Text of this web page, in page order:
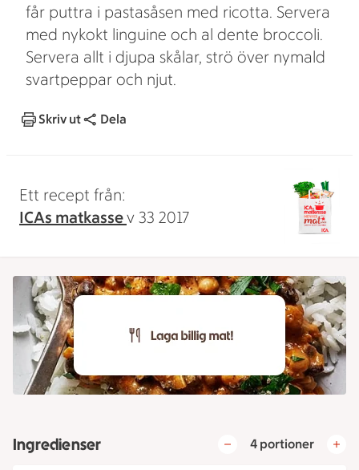
får puttra i pastasåsen med ricotta. Servera
med nykokt linguine och al dente broccoli.
Servera allt i djupa skålar, strö över nymald
svartpeppar och njut.
Skriv ut Dela
Ett recept från:
ICAs matkassev 33 2017
Ingredienser 4 portioner